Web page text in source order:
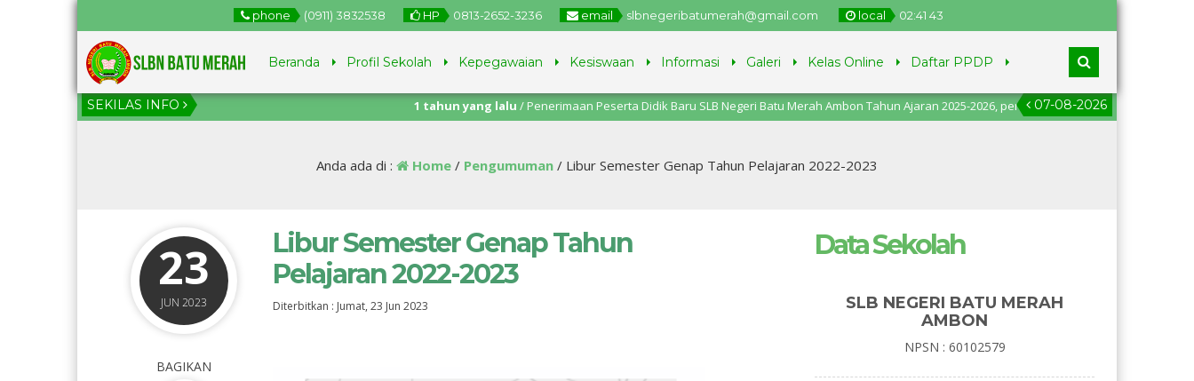
phone (0911) 3832538 HP 0813-2652-3236 email slbnegeribatumerah@gmail.com local 02:41 44
Beranda Profil Sekolah Kepegawaian Kesiswaan Informasi Galeri Kelas Online Daftar PPDP
SEKILAS INFO 07-08-2026
1 tahun yang lalu/ Penerimaan Peserta Didik Baru SLB Negeri Batu Merah Ambon Tahun Ajaran 2025-2026, pendaftaran dari tanggal 2
Juni – 11 Juli 2025.
Anda ada di : Home / Pengumuman / Libur Semester Genap Tahun Pelajaran 2022-2023
23
JUN 2023
Libur Semester Genap Tahun
Pelajaran 2022-2023
Diterbitkan : Jumat, 23 Jun 2023
BAGIKAN
Data Sekolah
SLB NEGERI BATU MERAH
AMBON
NPSN : 60102579